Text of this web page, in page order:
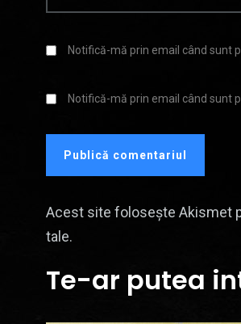
Notifică-mă prin email când sunt
Notifică-mă prin email când sunt
Acest site folosește Akismet
tale.
Te-ar putea